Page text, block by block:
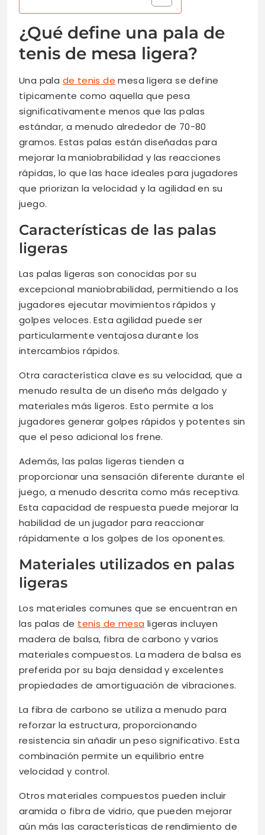
¿Qué define una pala de
tenis de mesa ligera?
Una pala de tenis de mesa ligera se define
típicamente como aquella que pesa
significativamente menos que las palas
estándar, a menudo alrededor de 70-80
gramos. Estas palas están diseñadas para
mejorar la maniobrabilidad y las reacciones
rápidas, lo que las hace ideales para jugadores
que priorizan la velocidad y la agilidad en su
juego.
Características de las palas
ligeras
Las palas ligeras son conocidas por su
excepcional maniobrabilidad, permitiendo a los
jugadores ejecutar movimientos rápidos y
golpes veloces. Esta agilidad puede ser
particularmente ventajosa durante los
intercambios rápidos.
Otra característica clave es su velocidad, que a
menudo resulta de un diseño más delgado y
materiales más ligeros. Esto permite a los
jugadores generar golpes rápidos y potentes sin
que el peso adicional los frene.
Además, las palas ligeras tienden a
proporcionar una sensación diferente durante el
juego, a menudo descrita como más receptiva.
Esta capacidad de respuesta puede mejorar la
habilidad de un jugador para reaccionar
rápidamente a los golpes de los oponentes.
Materiales utilizados en palas
ligeras
Los materiales comunes que se encuentran en
las palas de tenis de mesa ligeras incluyen
madera de balsa, fibra de carbono y varios
materiales compuestos. La madera de balsa es
preferida por su baja densidad y excelentes
propiedades de amortiguación de vibraciones.
La fibra de carbono se utiliza a menudo para
reforzar la estructura, proporcionando
resistencia sin añadir un peso significativo. Esta
combinación permite un equilibrio entre
velocidad y control.
Otros materiales compuestos pueden incluir
aramida o fibra de vidrio, que pueden mejorar
aún más las características de rendimiento de